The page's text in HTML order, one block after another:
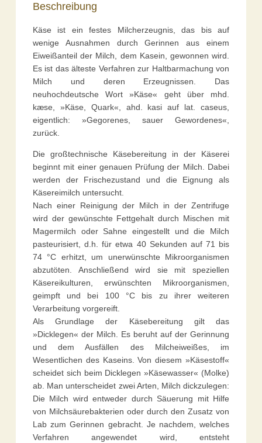
Beschreibung
Käse ist ein festes Milcherzeugnis, das bis auf
wenige Ausnahmen durch Gerinnen aus einem
Eiweißanteil der Milch, dem Kasein, gewonnen wird.
Es ist das älteste Verfahren zur Haltbarmachung von
Milch und deren Erzeugnissen. Das
neuhochdeutsche Wort »Käse« geht über mhd.
kæse, »Käse, Quark«, ahd. kasi auf lat. caseus,
eigentlich: »Gegorenes, sauer Gewordenes«,
zurück.
Die großtechnische Käsebereitung in der Käserei
beginnt mit einer genauen Prüfung der Milch. Dabei
werden der Frischezustand und die Eignung als
Käsereimilch untersucht.
Nach einer Reinigung der Milch in der Zentrifuge
wird der gewünschte Fettgehalt durch Mischen mit
Magermilch oder Sahne eingestellt und die Milch
pasteurisiert, d.h. für etwa 40 Sekunden auf 71 bis
74 °C erhitzt, um unerwünschte Mikroorganismen
abzutöten. Anschließend wird sie mit speziellen
Käsereikulturen, erwünschten Mikroorganismen,
geimpft und bei 100 °C bis zu ihrer weiteren
Verarbeitung vorgereift.
Als Grundlage der Käsebereitung gilt das
»Dicklegen« der Milch. Es beruht auf der Gerinnung
und dem Ausfällen des Milcheiweißes, im
Wesentlichen des Kaseins. Von diesem »Käsestoff«
scheidet sich beim Dicklegen »Käsewasser« (Molke)
ab. Man unterscheidet zwei Arten, Milch dickzulegen:
Die Milch wird entweder durch Säuerung mit Hilfe
von Milchsäurebakterien oder durch den Zusatz von
Lab zum Gerinnen gebracht. Je nachdem, welches
Verfahren angewendet wird, entsteht